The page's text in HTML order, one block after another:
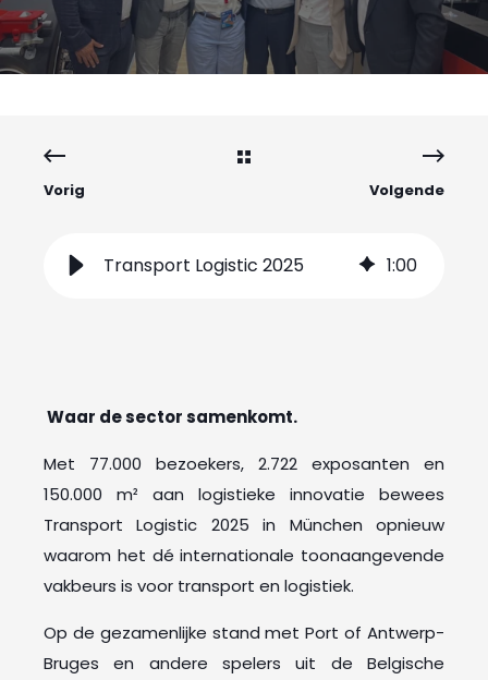
Vorig Volgende
Transport Logistic 2025 1:00
Waar de sector samenkomt.
Met 77.000 bezoekers, 2.722 exposanten en
150.000 m² aan logistieke innovatie bewees
Transport Logistic 2025 in München opnieuw
waarom het dé internationale toonaangevende
vakbeurs is voor transport en logistiek.
Op de gezamenlijke stand met Port of Antwerp-
Bruges en andere spelers uit de Belgische